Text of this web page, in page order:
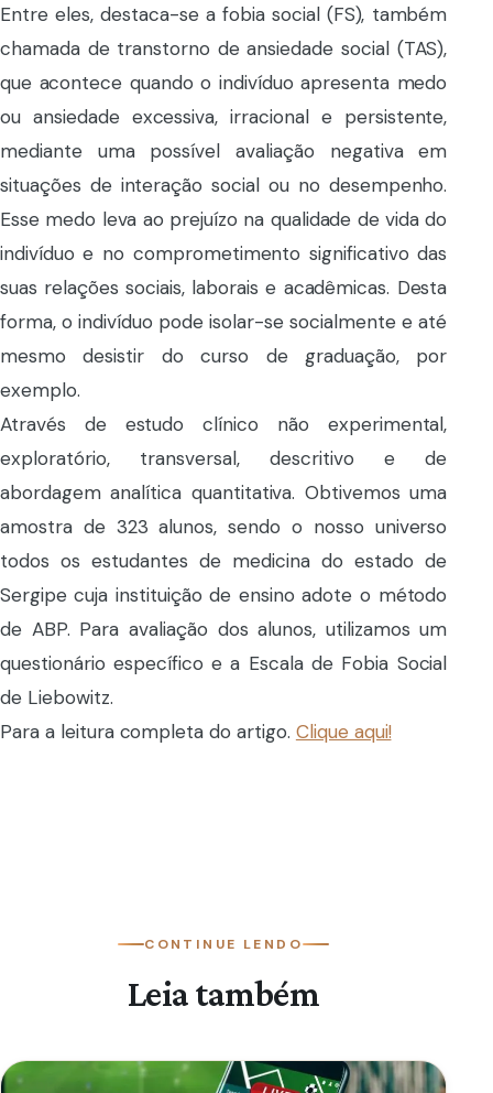
Entre eles, destaca-se a fobia social (FS), também
chamada de transtorno de ansiedade social (TAS),
que acontece quando o indivíduo apresenta medo
ou ansiedade excessiva, irracional e persistente,
mediante uma possível avaliação negativa em
situações de interação social ou no desempenho.
Esse medo leva ao prejuízo na qualidade de vida do
indivíduo e no comprometimento significativo das
suas relações sociais, laborais e acadêmicas. Desta
forma, o indivíduo pode isolar-se socialmente e até
mesmo desistir do curso de graduação, por
exemplo.
Através de estudo clínico não experimental,
exploratório, transversal, descritivo e de
abordagem analítica quantitativa. Obtivemos uma
amostra de 323 alunos, sendo o nosso universo
todos os estudantes de medicina do estado de
Sergipe cuja instituição de ensino adote o método
de ABP. Para avaliação dos alunos, utilizamos um
questionário específico e a Escala de Fobia Social
de Liebowitz.
Para a leitura completa do artigo. Clique aqui!
CONTINUE LENDO
Leia também